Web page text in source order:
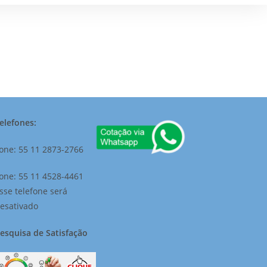
55 11 2873-2766
55 11 4528-4461
telefone será
de Satisfação